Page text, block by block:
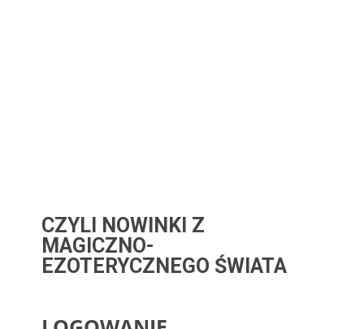
CZYLI NOWINKI Z
MAGICZNO-
EZOTERYCZNEGO ŚWIATA